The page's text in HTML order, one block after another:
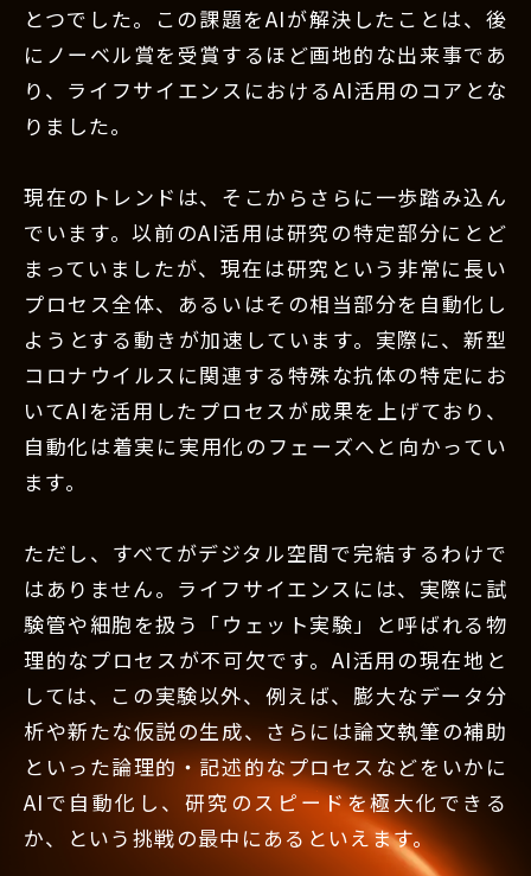
とつでした。この課題をAIが解決したことは、後
にノーベル賞を受賞するほど画地的な出来事であ
り、ライフサイエンスにおけるAI活用のコアとな
りました。
現在のトレンドは、そこからさらに一歩踏み込ん
でいます。以前のAI活用は研究の特定部分にとど
まっていましたが、現在は研究という非常に長い
プロセス全体、あるいはその相当部分を自動化し
ようとする動きが加速しています。実際に、新型
コロナウイルスに関連する特殊な抗体の特定にお
いてAIを活用したプロセスが成果を上げており、
自動化は着実に実用化のフェーズへと向かってい
ます。
ただし、すべてがデジタル空間で完結するわけで
はありません。ライフサイエンスには、実際に試
験管や細胞を扱う「ウェット実験」と呼ばれる物
理的なプロセスが不可欠です。AI活用の現在地と
しては、この実験以外、例えば、膨大なデータ分
析や新たな仮説の生成、さらには論文執筆の補助
といった論理的・記述的なプロセスなどをいかに
AIで自動化し、研究のスピードを極大化できる
か、という挑戦の最中にあるといえます。